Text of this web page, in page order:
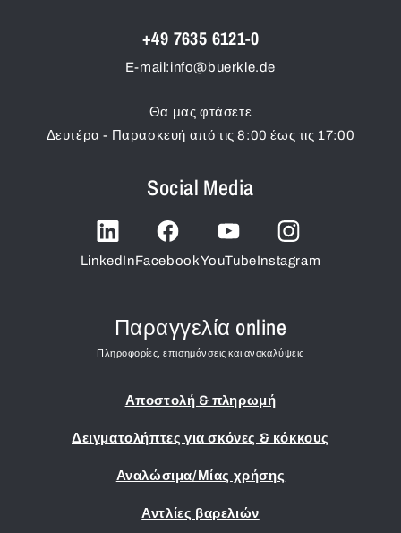
+49 7635 6121-0
E-mail:info@buerkle.de
Θα μας φτάσετε
Δευτέρα - Παρασκευή από τις 8:00 έως τις 17:00
Social Media
LinkedInFacebookYouTubeInstagram
Παραγγελία online
Πληροφορίες, επισημάνσεις και ανακαλύψεις
Αποστολή & πληρωμή
Δειγματολήπτες για σκόνες & κόκκους
Αναλώσιμα/Μίας χρήσης
Αντλίες βαρελιών